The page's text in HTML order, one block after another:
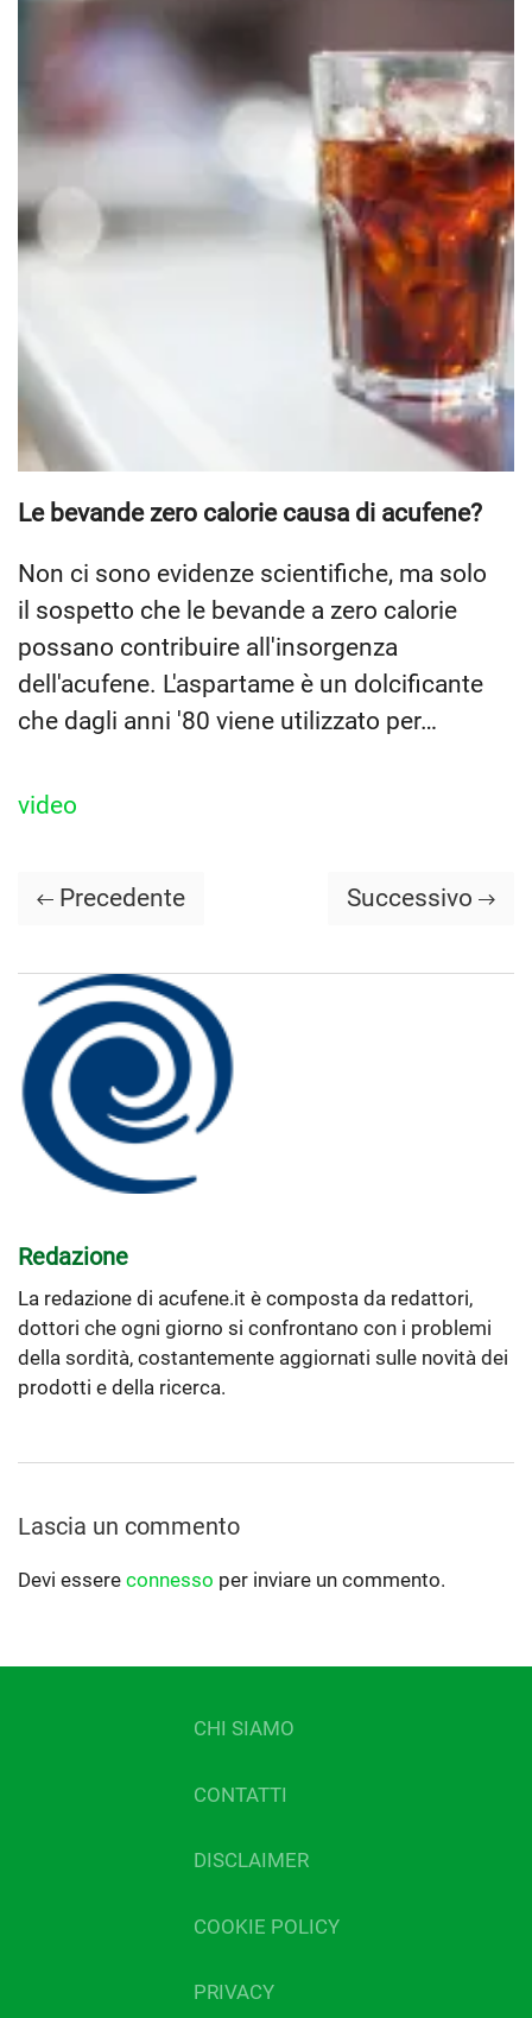
Le bevande zero calorie causa di acufene?
Non ci sono evidenze scientifiche, ma solo
il sospetto che le bevande a zero calorie
possano contribuire all'insorgenza
dell'acufene. L'aspartame è un dolcificante
che dagli anni '80 viene utilizzato per…
video
Precedente Successivo
Redazione
La redazione di acufene.it è composta da redattori,
dottori che ogni giorno si confrontano con i problemi
della sordità, costantemente aggiornati sulle novità dei
prodotti e della ricerca.
Lascia un commento
Devi essere connesso per inviare un commento.
CHI SIAMO
CONTATTI
DISCLAIMER
COOKIE POLICY
PRIVACY